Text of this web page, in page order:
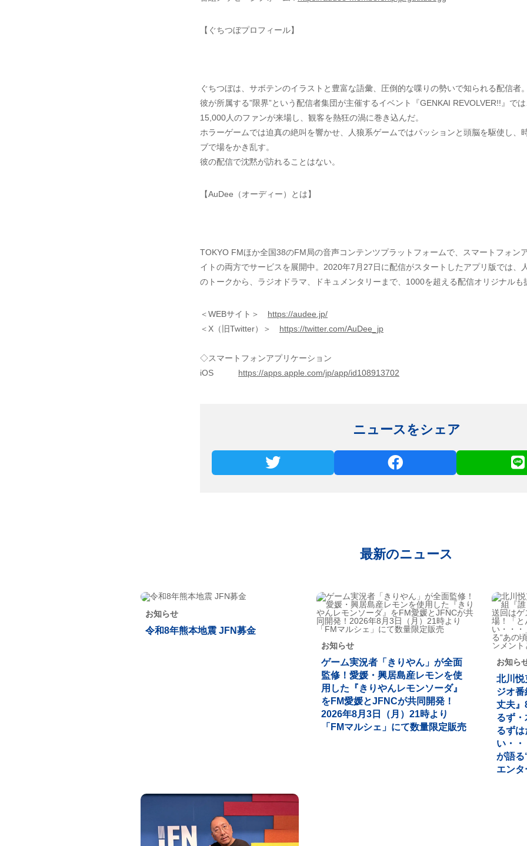
【ぐちつぼプロフィール】
ぐちつぼは、サボテンのイラストと豊富な語彙、圧倒的な喋りの勢いで知られる配信者。
彼が所属する”限界”という配信者集団が主催するイベント『GENKAI REVOLVER!!』で
15,000人のファンが来場し、観客を熱狂の渦に巻き込んだ。
ホラーゲームでは迫真の絶叫を響かせ、人狼系ゲームではパッションと頭脳を駆使し、
ブで場をかき乱す。
彼の配信で沈黙が訪れることはない。
【AuDee（オーディー）とは】
TOKYO FMほか全国38のFM局の音声コンテンツプラットフォームで、スマートフォン
イトの両方でサービスを展開中。2020年7月27日に配信がスタートしたアプリ版では、
のトークから、ラジオドラマ、ドキュメンタリーまで、1000を超える配信オリジナルも
＜WEBサイト＞ https://audee.jp/
＜X（旧Twitter）＞ https://twitter.com/AuDee_jp
◇スマートフォンアプリケーション
iOS https://apps.apple.com/jp/app/id108913702
ニュースをシェア
最新のニュース
お知らせ
令和8年熊本地震 JFN募金
お知らせ
ゲーム実況者「きりやん」が全面
監修！愛媛・興居島産レモンを使
用した『きりやんレモンソーダ』
をFM愛媛とJFNCが共同開発！
2026年8月3日（月）21時より
「FMマルシェ」にて数量限定販売
お知ら
北川悦
ジオ
丈夫』
るず
るず
い・・
が語る
エンタ